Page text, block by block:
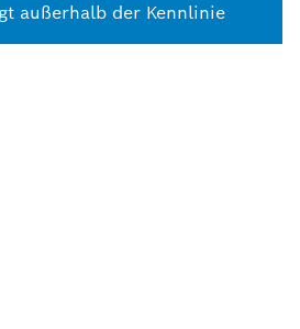
außerhalb der Kennlinie